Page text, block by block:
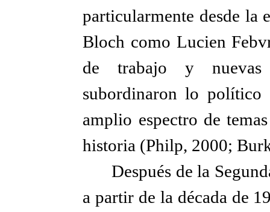
particularmente desde la
Bloch como Lucien
de trabajo y nuevas
subordinaron lo político
amplio espectro de
historia (Philp, 2000;
Después de la
a partir de la década de